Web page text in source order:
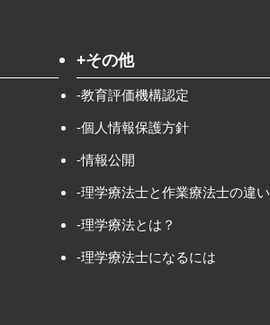
+その他
-教育評価機構認定
-個人情報保護方針
-情報公開
-理学療法士と作業療法士の違い
-理学療法とは？
-理学療法士になるには